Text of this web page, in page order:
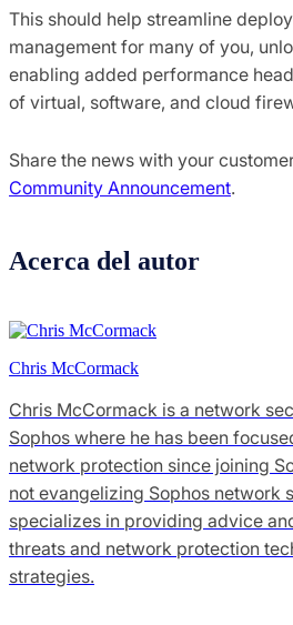
This should help streamline
management for many of you,
enabling added performance
of virtual, software, and cloud
Share the news with your
Community Announcement.
Acerca del autor
Chris McCormack
Chris McCormack is a network
Sophos where he has been
network protection since joining
not evangelizing Sophos network
specializes in providing advice
threats and network protection
strategies.